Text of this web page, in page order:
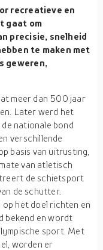
recreatieve en
gaat om
precisie, snelheid
te maken met
geweren,
meer dan 500 jaar
Later werd het
nationale bond
verschillende
basis van uitrusting,
van atletisch
de schietsport
de schutter.
het doel richten en
bekend en wordt
sport. Met
worden er